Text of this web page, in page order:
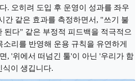
. 오히려 도입 후 운영이 성과를 좌우
간 같은 효과를 측정하면서, "쓰기 불
된다" 같은 부정적 피드백을 적극적으
리를 반영해 운용 규칙을 유연하게
, '위에서 떠넘긴 툴'이 아닌 '우리가 함
식이 생깁니다.